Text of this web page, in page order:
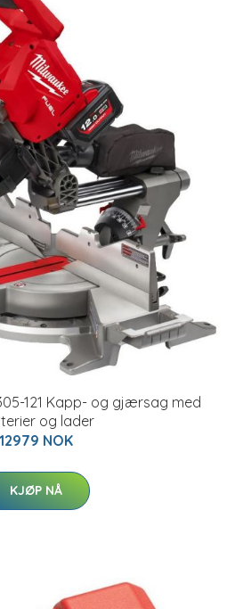
121 Kapp- og gjærsag med
og lader
12979 NOK
KJØP NÅ